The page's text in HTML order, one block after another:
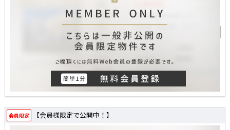
会員限定 【会員様限定で公開中！】